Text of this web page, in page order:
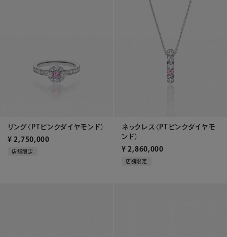
リング〈PTピンクダイヤモンド）
¥ 2,750,000
店舗限定
ネックレス〈PTピンクダイヤモ
ンド）
¥ 2,860,000
店舗限定